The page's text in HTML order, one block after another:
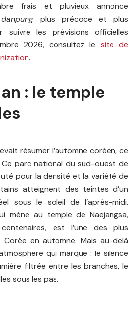
frais et pluvieux annonce
danpung plus précoce et plus
suivre les prévisions officielles
2026, consultez le site de
.
: le temple
résumer l’automne coréen, ce
Ce parc national du sud-ouest de
pour la densité et la variété de
atteignent des teintes d’un
sous le soleil de l’après-midi.
mène au temple de Naejangsa,
est l’une des plus
en automne. Mais au-delà
qui marque : le silence
filtrée entre les branches, le
sous les pas.